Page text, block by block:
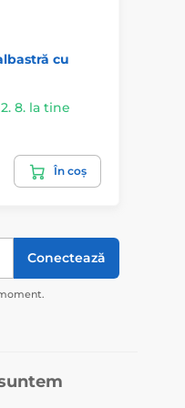
cu
8. la tine
În coș
Conectează